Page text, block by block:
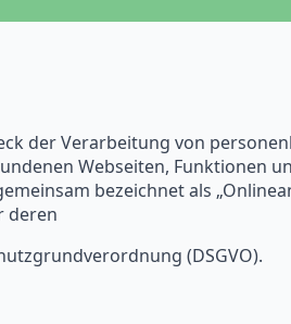
der Verarbeitung von
Webseiten, Funktionen
bezeichnet als
deren
(DSGVO).